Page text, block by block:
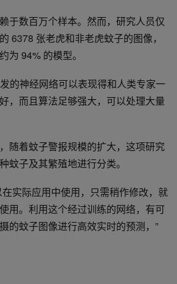
于数百万个样本。然而，研究人员仅
6378 张老虎和非老虎蚊子的图像，
为 94% 的模型。
的神经网络可以表现得和人类专家一
，而且算法足够强大，可以处理大量
随着蚊子警报规模的扩大，这项研究
蚊子及其繁殖地进行分类。
实际应用中使用，只需稍作修改，就
用。利用这个经过训练的网络，有可
的蚊子图像进行高效实时的预测，”